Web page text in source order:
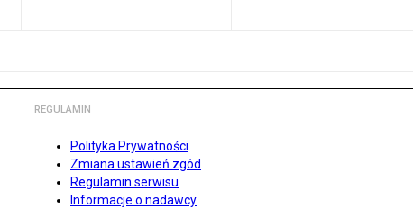
REGULAMIN
Polityka Prywatności
Zmiana ustawień zgód
Regulamin serwisu
Informacje o nadawcy